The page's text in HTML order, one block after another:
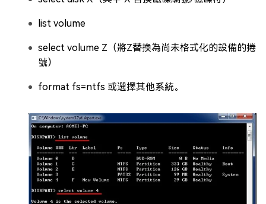
list volume
select volume Z（將Z替換為尚未格式化的設備的捲
號）
format fs=ntfs 或選擇其他系統。